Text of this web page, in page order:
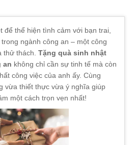
để thể hiện tình cảm với bạn trai,
ngành công an – một công
thử thách. Tặng quà sinh nhật
an không chỉ cần sự tinh tế mà còn
công việc của anh ấy. Cùng
vừa thiết thực vừa ý nghĩa giúp
một cách trọn vẹn nhất!